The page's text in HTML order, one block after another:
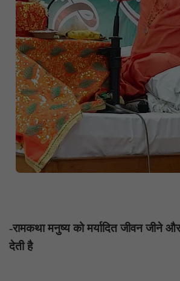
-रामकथा मनुष्य को मर्यादित जीवन जीने
देती है